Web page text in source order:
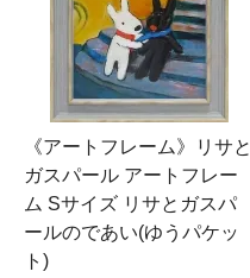
《アートフレーム》リサと
ガスパール アートフレー
ム Sサイズ リサとガスパ
ールのであい(ゆうパケッ
ト)